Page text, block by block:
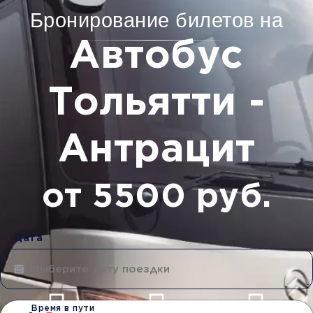
Бронирование билетов на
Автобус
Тольятти -
Антрацит
от 5500 руб.
Дата
Время в пути